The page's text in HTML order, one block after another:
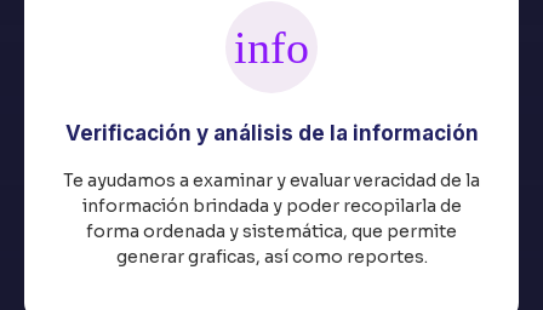
Verificación y análisis de la información
Te ayudamos a examinar y evaluar veracidad de la
información brindada y poder recopilarla de
forma ordenada y sistemática, que permite
generar graficas, así como reportes.